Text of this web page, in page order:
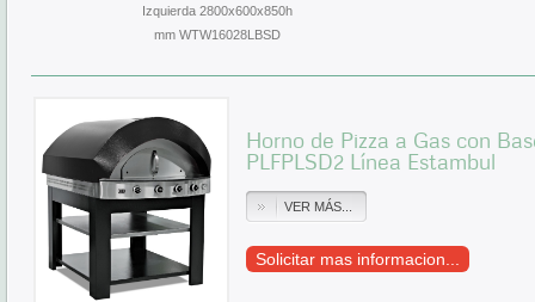
Izquierda 2800x600x850h
mm WTW16028LBSD
Horno de Pizza a Gas con
PLFPLSD2 Línea Estambul
VER MÁS...
Solicitar mas informacion...